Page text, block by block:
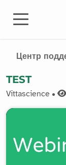
Центр
TEST
Vittascience •